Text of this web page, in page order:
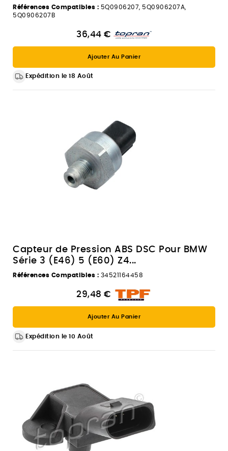
Références Compatibles : 5Q0906207, 5Q0906207A,
5Q0906207B
36,44 €
Ajouter Au Panier
Expédition le 18 Août
Capteur de Pression ABS DSC Pour BMW
Série 3 (E46) 5 (E60) Z4...
Références Compatibles : 34521164458
29,48 €
Ajouter Au Panier
Expédition le 10 Août